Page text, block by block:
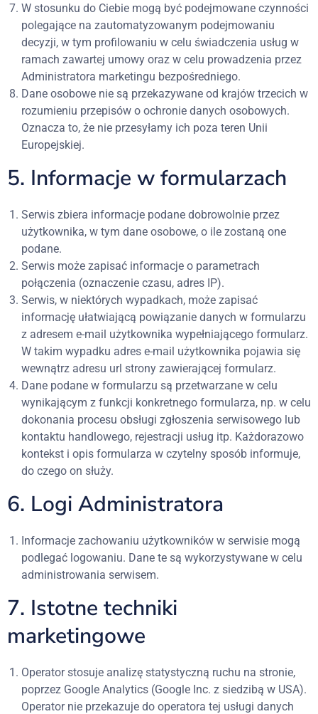
W stosunku do Ciebie mogą być podejmowane czynności
polegające na zautomatyzowanym podejmowaniu
decyzji, w tym profilowaniu w celu świadczenia usług w
ramach zawartej umowy oraz w celu prowadzenia przez
Administratora marketingu bezpośredniego.
Dane osobowe nie są przekazywane od krajów trzecich w
rozumieniu przepisów o ochronie danych osobowych.
Oznacza to, że nie przesyłamy ich poza teren Unii
Europejskiej.
5. Informacje w formularzach
Serwis zbiera informacje podane dobrowolnie przez
użytkownika, w tym dane osobowe, o ile zostaną one
podane.
Serwis może zapisać informacje o parametrach
połączenia (oznaczenie czasu, adres IP).
Serwis, w niektórych wypadkach, może zapisać
informację ułatwiającą powiązanie danych w formularzu
z adresem e-mail użytkownika wypełniającego formularz.
W takim wypadku adres e-mail użytkownika pojawia się
wewnątrz adresu url strony zawierającej formularz.
Dane podane w formularzu są przetwarzane w celu
wynikającym z funkcji konkretnego formularza, np. w celu
dokonania procesu obsługi zgłoszenia serwisowego lub
kontaktu handlowego, rejestracji usług itp. Każdorazowo
kontekst i opis formularza w czytelny sposób informuje,
do czego on służy.
6. Logi Administratora
Informacje zachowaniu użytkowników w serwisie mogą
podlegać logowaniu. Dane te są wykorzystywane w celu
administrowania serwisem.
7. Istotne techniki
marketingowe
Operator stosuje analizę statystyczną ruchu na stronie,
poprzez Google Analytics (Google Inc. z siedzibą w USA).
Operator nie przekazuje do operatora tej usługi danych